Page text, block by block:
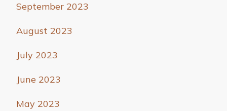
September 2023
August 2023
July 2023
June 2023
May 2023